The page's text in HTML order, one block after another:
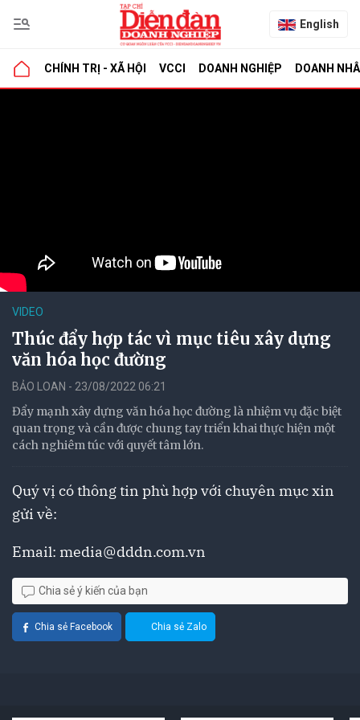
English
CHÍNH TRỊ - XÃ HỘI VCCI DOANH NGHIỆP DOANH
VIDEO
Thúc đẩy hợp tác vì mục tiêu xây dựng
văn hóa học đường
BẢO LOAN - 23/08/2022 06:21
Đẩy mạnh xây dựng văn hóa học đường là nhiệm vụ đặc biệt
quan trọng và cần được chung tay triển khai thực hiện một
cách nghiêm túc với quyết tâm lớn.
Quý vị có thông tin phù hợp với chuyên mục xin
gửi về:
Email: media@dddn.com.vn
Chia sẻ ý kiến của bạn
Chia sẻ Facebook Chia sẻ Zalo